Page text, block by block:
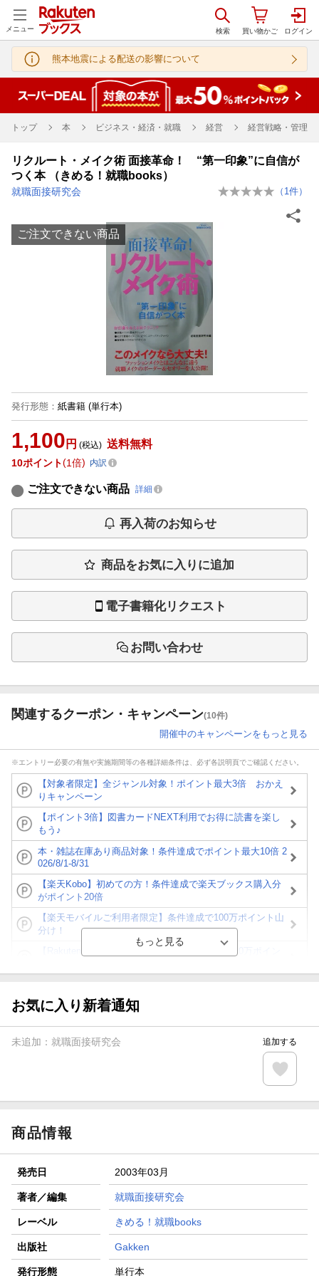
メニュー
熊本地震による配送の影響について
トップ 本 ビジネス・経済・就職 経営 経営戦略・管理
リクルート・メイク術 面接革命！ “第一印象”に自信が
つく本 （きめる！就職books）
就職面接研究会 （ 1 件）
ご注文できない商品
発行形態 ： 紙書籍 (単行本)
1,100 円 (税込) 送料無料
10ポイント 1倍 内訳
ご注文できない商品 詳細
再入荷のお知らせ
商品をお気に入りに追加
電子書籍化リクエスト
お問い合わせ
関連するクーポン・キャンペーン(10件)
開催中のキャンペーンをもっと見る
※エントリー必要の有無や実施期間等の各種詳細条件は、必ず各説明頁でご確認ください。
【対象者限定】全ジャンル対象！ポイント最大3倍 おかえ
りキャンペーン
【ポイント3倍】図書カードNEXT利用でお得に読書を楽し
もう♪
本・雑誌在庫あり商品対象！条件達成でポイント最大10倍 2
026/8/1-8/31
【楽天Kobo】初めての方！条件達成で楽天ブックス購入分
がポイント20倍
【楽天モバイルご利用者限定】条件達成で100万ポイント山
分け！
が当たる！
楽天モバイル紹介キャンペーンの拡散で300円OFFクーポン
条件達成で楽天限定・宝塚歌劇 宙組貸切公演ペアチケット
お気に入り新着通知
未追加： 就職面接研究会 追加する
商品情報
発売日 2003年03月
著者／編集 就職面接研究会
レーベル きめる！就職books
出版社 Gakken
発行形態 単行本